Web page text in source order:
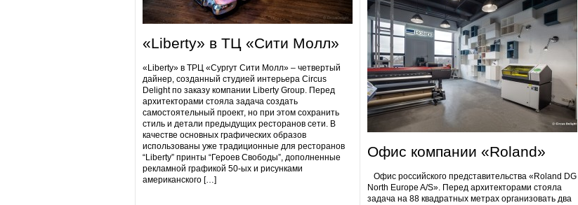
«Liberty» в ТЦ «Сити Молл»
«Liberty» в ТРЦ «Сургут Сити Молл» – четвертый
дайнер, созданный студией интерьера Circus
Delight по заказу компании Liberty Group. Перед
архитекторами стояла задача создать
самостоятельный проект, но при этом сохранить
стиль и детали предыдущих ресторанов сети. В
качестве основных графических образов
использованы уже традиционные для ресторанов
“Liberty” принты “Героев Свободы”, дополненные
рекламной графикой 50-ых и рисунками
американского […]
Офис компании «Roland»
Офис российского представительства «Roland DG
North Europe A/S». Перед архитекторами стояла
задача на 88 квадратных метрах организовать два